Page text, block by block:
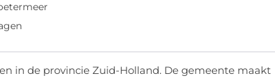
in de provincie Zuid-Holland. De gemeente maakt